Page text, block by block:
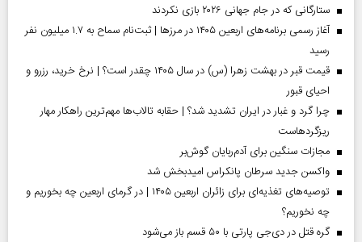
ستارگانی که در جام جهانی ۲۰۲۶ بازی نکردند
آغاز رسمی برنامه‌های اربعین ۱۴۰۵ در مرز‌ها | ثبت‌نام سماح به ۱.۷ میلیون نفر
رسید
قیمت قبر در بهشت زهرا (س) در سال ۱۴۰۵ چقدر است؟ | نرخ خرید، رزرو و
احیای قبور
چرا گرد و غبار در ایران تشدید شد؟ | حقابه تالاب‌ها مهم‌ترین راهکار مهار
ریزگردهاست
مجازات سنگین برای آدم‌ربایان گوش‌بر
واکسن جدید سرطان پانکراس امیدبخش شد
توصیه‌های تغذیه‌ای برای زائران اربعین ۱۴۰۵ | در گرمای اربعین چه بخوریم و
چه نخوریم؟
گره قتل در دی‌جی پارتی با ۵۰ قسم باز می‌شود